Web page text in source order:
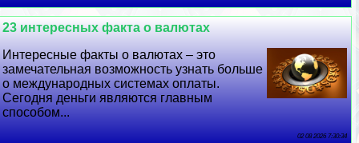
23 интересных факта о валютах
Интересные факты о валютах – это
замечательная возможность узнать больше
о международных системах оплаты.
Сегодня деньги являются главным
способом...
02 08 2026 7:30:34